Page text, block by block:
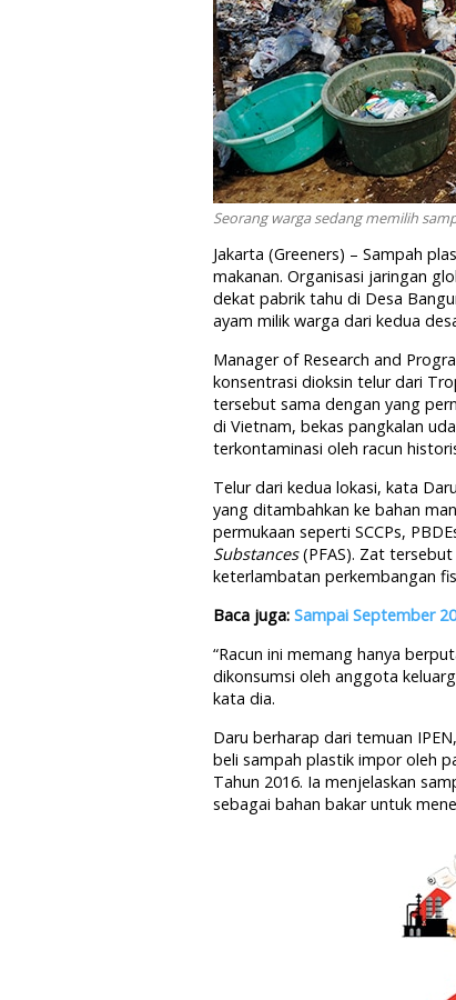
Seorang warga sedang memilih
Jakarta (Greeners) – Sampah
makanan. Organisasi jaringan
dekat pabrik tahu di Desa
ayam milik warga dari kedua
Manager of Research and
konsentrasi dioksin telur dari
tersebut sama dengan yang
di Vietnam, bekas pangkalan
terkontaminasi oleh racun
Telur dari kedua lokasi, kata
yang ditambahkan ke bahan
permukaan seperti SCCPs,
Substances(PFAS). Zat
keterlambatan perkembangan
Baca juga: Sampai September
“Racun ini memang hanya
dikonsumsi oleh anggota
kata dia.
Daru berharap dari temuan
beli sampah plastik impor oleh
Tahun 2016. Ia menjelaskan
sebagai bahan bakar untuk